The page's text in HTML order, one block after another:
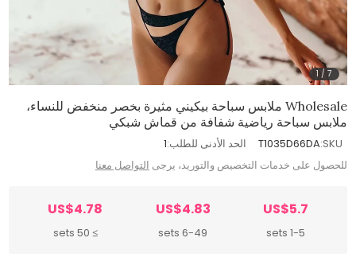
1 /7
Wholesale ملابس سباحة بيكيني مثيرة بخصر منخفض للنساء،
ملابس سباحة رياضية شفافة من قماش شبكي
SKU:
T1035D66DA الحد الأدنى للطلب:1
للحصول على خدمات التخصيص والتوريد، يرجى التواصل معنا
US$5.7
1-5 sets
US$4.83
6-49 sets
US$4.78
≥ 50 sets